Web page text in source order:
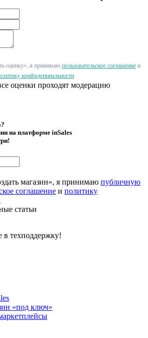
оценку», я принимаю пользовательское соглашение и
конфиденциальности
оценки проходят модерацию
на платформе inSales
магазин», я принимаю публичную
соглашение и политику
статьи
в техподдержку!
«под ключ»